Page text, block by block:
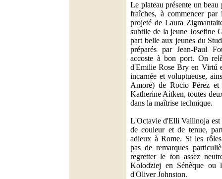
Le plateau présente un
fraîches, à commencer par
projeté de Laura
subtile de la jeune Josefine
part belle aux jeunes du
préparés par Jean-Paul
accoste à bon port. On
d'Emilie Rose Bry en Virtú
incarnée et voluptueuse,
Amore) de Rocio Pérez
Katherine Aitken, toutes
dans la maîtrise technique.
L'Octavie d'Elli Vallinoja est
de couleur et de tenue,
adieux à Rome. Si les
pas de remarques
regretter le ton assez
Kolodziej en Sénèque ou
d'Oliver Johnston.